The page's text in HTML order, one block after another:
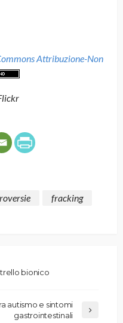
Attribuzione-Non
fracking
bionico
autismo e sintomi
gastrointestinali